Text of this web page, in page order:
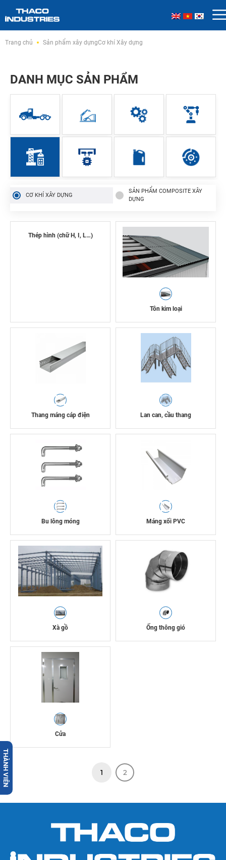
Trang chủ Sản phẩm xây dựngCơ khí Xây dựng
DANH MỤC SẢN PHẨM
CƠ KHÍ XÂY DỰNG
SẢN PHẨM COMPOSITE XÂY
DỰNG
THÀNH VIÊN
Thép hình (chữ H, I, L…)
Tôn kim loại
Thang máng cáp điện Lan can, cầu thang
Bu lông móng Máng xối PVC
Xà gồ Ống thông gió
Cửa
1 2